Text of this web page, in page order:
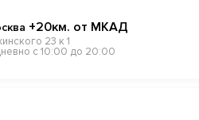
+20км. от МКАД
23 к 1
с 10:00 до 20:00